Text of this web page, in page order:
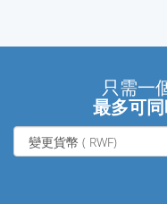
只需一
最多可同